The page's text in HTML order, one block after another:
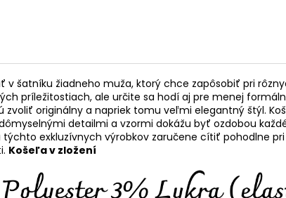
v šatníku žiadneho muža, ktorý chce zapôsobiť pri
príležitostiach, ale určite sa hodí aj pre menej
zvoliť originálny a napriek tomu veľmi elegantný štýl.
detailmi a vzormi dokážu byť ozdobou
exkluzívnych výrobkov zaručene cítiť pohodlne pri
Košeľa v zložení